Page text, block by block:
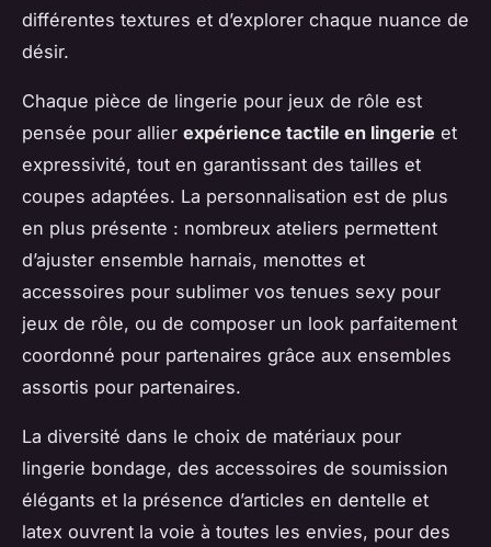
différentes textures et d’explorer chaque nuance de
désir.
Chaque pièce de lingerie pour jeux de rôle est
pensée pour allier expérience tactile en lingerie et
expressivité, tout en garantissant des tailles et
coupes adaptées. La personnalisation est de plus
en plus présente : nombreux ateliers permettent
d’ajuster ensemble harnais, menottes et
accessoires pour sublimer vos tenues sexy pour
jeux de rôle, ou de composer un look parfaitement
coordonné pour partenaires grâce aux ensembles
assortis pour partenaires.
La diversité dans le choix de matériaux pour
lingerie bondage, des accessoires de soumission
élégants et la présence d’articles en dentelle et
latex ouvrent la voie à toutes les envies, pour des